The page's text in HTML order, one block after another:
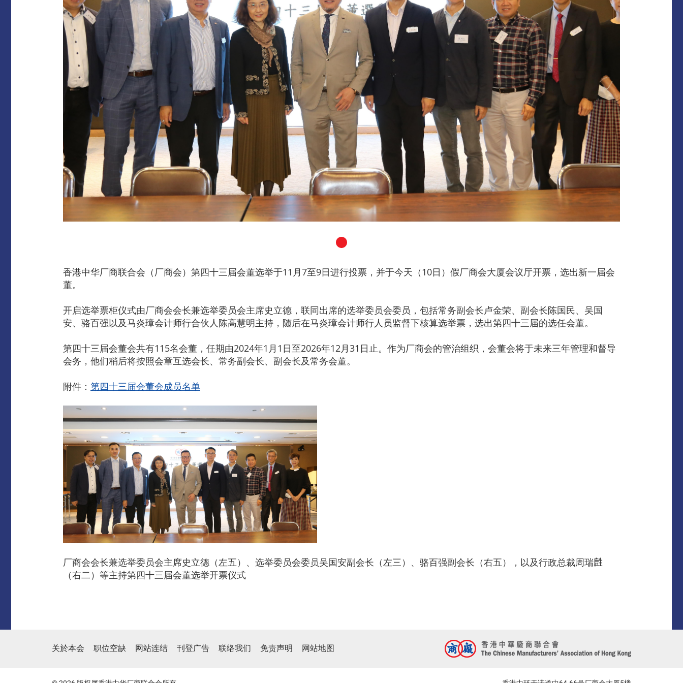
香港中华厂商联合会（厂商会）第四十三届会董选举于11月7至9日进行投票，并于今天（10日）假厂商会大厦会议厅开票，选出新一届会
董。
开启选举票柜仪式由厂商会会长兼选举委员会主席史立德，联同出席的选举委员会委员，包括常务副会长卢金荣、副会长陈国民、吴国
安、骆百强以及马炎璋会计师行合伙人陈高慧明主持，随后在马炎璋会计师行人员监督下核算选举票，选出第四十三届的选任会董。
第四十三届会董会共有115名会董，任期由2024年1月1日至2026年12月31日止。作为厂商会的管治组织，会董会将于未来三年管理和督导
会务，他们稍后将按照会章互选会长、常务副会长、副会长及常务会董。
附件： 第四十三届会董会成员名单
厂商会会长兼选举委员会主席史立德（左五）、选举委员会委员吴国安副会长（左三）、骆百强副会长（右五），以及行政总裁周瑞𪊟
（右二）等主持第四十三届会董选举开票仪式
关於本会 职位空缺 网站连结 刊登广告 联络我们 免责声明 网站地图